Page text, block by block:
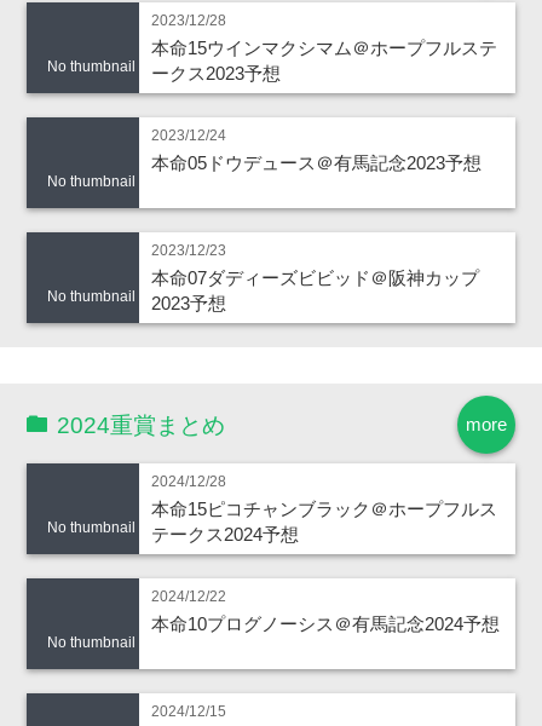
No thumbnail
2023/12/28
本命15ウインマクシマム＠ホープフルステ
ークス2023予想
No thumbnail
2023/12/24
本命05ドウデュース＠有馬記念2023予想
No thumbnail
2023/12/23
本命07ダディーズビビッド＠阪神カップ
2023予想
more
2024重賞まとめ
No thumbnail
2024/12/28
本命15ピコチャンブラック＠ホープフルス
テークス2024予想
No thumbnail
2024/12/22
本命10プログノーシス＠有馬記念2024予想
2024/12/15